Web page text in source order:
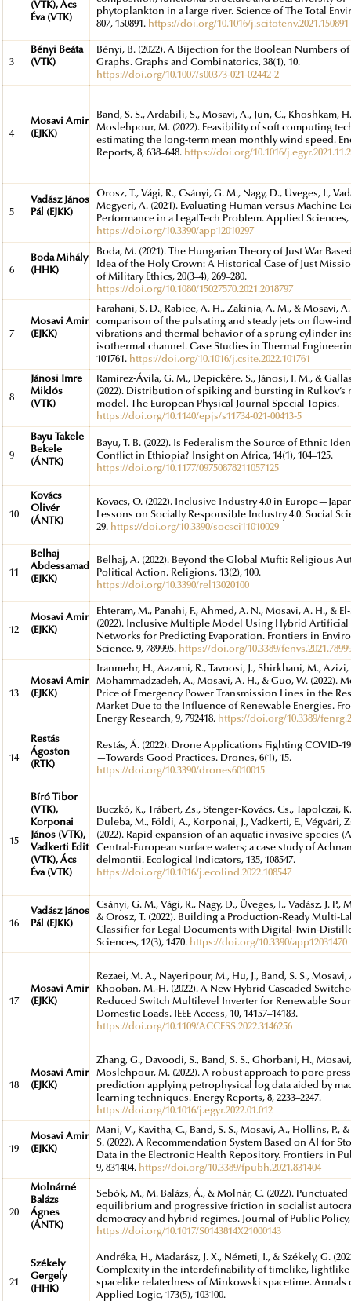
(VTK), Ács
Éva (VTK)
phytoplankton in a large river. Science of The Total
807, 150891. https://doi.org/10.1016/j.scitotenv.2021.150891
3
Bényi Beáta
(VTK)
Bényi, B. (2022). A Bijection for the Boolean Numbers of
Graphs. Graphs and Combinatorics, 38(1), 10.
https://doi.org/10.1007/s00373-021-02442-2
4
Mosavi Amir
(EJKK)
Band, S. S., Ardabili, S., Mosavi, A., Jun, C., Khoshkam,
Moslehpour, M. (2022). Feasibility of soft computing
estimating the long-term mean monthly wind speed.
Reports, 8, 638–648. https://doi.org/10.1016/
5
Vadász János
Pál (EJKK)
Orosz, T., Vági, R., Csányi, G. M., Nagy, D., Üveges, I.,
Megyeri, A. (2021). Evaluating Human versus Machine
Performance in a LegalTech Problem. Applied Sciences,
https://doi.org/10.3390/app12010297
6
Boda Mihály
(HHK)
Boda, M. (2021). The Hungarian Theory of Just War
Idea of the Holy Crown: A Historical Case of Just
of Military Ethics, 20(3–4), 269–280.
https://doi.org/10.1080/15027570.2021.2018797
7
Mosavi Amir
(EJKK)
Farahani, S. D., Rabiee, A. H., Zakinia, A. M., & Mosavi, A.
comparison of the pulsating and steady jets on flow-
vibrations and thermal behavior of a sprung cylinder
isothermal channel. Case Studies in Thermal
101761. https://doi.org/10.1016/j.csite.2022.101761
8
Jánosi Imre
Miklós
(VTK)
Ramírez-Ávila, G. M., Depickère, S., Jánosi, I. M., &
(2022). Distribution of spiking and bursting in Rulkov’s
model. The European Physical Journal Special Topics.
https://doi.org/10.1140/epjs/s11734-021-00413-5
9
Bayu Takele
Bekele
(ÁNTK)
Bayu, T. B. (2022). Is Federalism the Source of Ethnic
Conflict in Ethiopia? Insight on Africa, 14(1), 104–125.
https://doi.org/10.1177/09750878211057125
10
Kovács
Olivér
(ÁNTK)
Kovacs, O. (2022). Inclusive Industry 4.0 in
Lessons on Socially Responsible Industry 4.0. Social
29. https://doi.org/10.3390/socsci11010029
11
Belhaj
Abdessamad
(EJKK)
Belhaj, A. (2022). Beyond the Global Mufti: Religious
Political Action. Religions, 13(2), 100.
https://doi.org/10.3390/rel13020100
12
Mosavi Amir
(EJKK)
Ehteram, M., Panahi, F., Ahmed, A. N., Mosavi, A. H., &
(2022). Inclusive Multiple Model Using Hybrid Artificial
Networks for Predicting Evaporation. Frontiers in
Science, 9, 789995. https://doi.org/10.3389/
13
Mosavi Amir
(EJKK)
Iranmehr, H., Aazami, R., Tavoosi, J., Shirkhani, M., Azizi,
Mohammadzadeh, A., Mosavi, A. H., & Guo, W. (2022).
Price of Emergency Power Transmission Lines in the
Market Due to the Influence of Renewable Energies.
Energy Research, 9, 792418. https://doi.org/10.3389/
14
Restás
Ágoston
(RTK)
Restás, Á. (2022). Drone Applications Fighting COVID-
—Towards Good Practices. Drones, 6(1), 15.
https://doi.org/10.3390/drones6010015
15
Bíró Tibor
(VTK),
Korponai
János (VTK),
Vadkerti Edit
(VTK), Ács
Éva (VTK)
Buczkó, K., Trábert, Zs., Stenger-Kovács, Cs., Tapolczai,
Duleba, M., Földi, A., Korponai, J., Vadkerti, E., Végvári,
(2022). Rapid expansion of an aquatic invasive species
Central-European surface waters; a case study of
delmontii. Ecological Indicators, 135, 108547.
https://doi.org/10.1016/j.ecolind.2022.108547
16
Vadász János
Pál (EJKK)
Csányi, G. M., Vági, R., Nagy, D., Üveges, I., Vadász, J. P.,
& Orosz, T. (2022). Building a Production-Ready Multi-
Classifier for Legal Documents with Digital-Twin-
Sciences, 12(3), 1470. https://doi.org/10.3390/app12031470
17
Mosavi Amir
(EJKK)
Rezaei, M. A., Nayeripour, M., Hu, J., Band, S. S., Mosavi,
Khooban, M.-H. (2022). A New Hybrid Cascaded
Reduced Switch Multilevel Inverter for Renewable
Domestic Loads. IEEE Access, 10, 14157–14183.
https://doi.org/10.1109/ACCESS.2022.3146256
18
Mosavi Amir
(EJKK)
Zhang, G., Davoodi, S., Band, S. S., Ghorbani, H.,
Moslehpour, M. (2022). A robust approach to pore
prediction applying petrophysical log data aided by
learning techniques. Energy Reports, 8, 2233–2247.
https://doi.org/10.1016/j.egyr.2022.01.012
19
Mosavi Amir
(EJKK)
Mani, V., Kavitha, C., Band, S. S., Mosavi, A., Hollins, P.,
S. (2022). A Recommendation System Based on AI for
Data in the Electronic Health Repository. Frontiers in
9, 831404. https://doi.org/10.3389/fpubh.2021.831404
20
Molnárné
Balázs
Ágnes
(ÁNTK)
Sebők, M., M. Balázs, Á., & Molnár, C. (2022). Punctuated
equilibrium and progressive friction in socialist
democracy and hybrid regimes. Journal of Public Policy,
https://doi.org/10.1017/S0143814X21000143
21
Székely
Gergely
(HHK)
Andréka, H., Madarász, J. X., Németi, I., & Székely, G.
Complexity in the interdefinability of timelike, lightlike
spacelike relatedness of Minkowski spacetime. Annals
Applied Logic, 173(5), 103100.